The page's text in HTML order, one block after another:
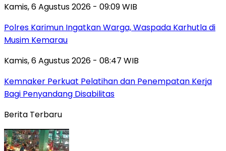
Kamis, 6 Agustus 2026 - 09:09 WIB
Polres Karimun Ingatkan Warga, Waspada Karhutla di
Musim Kemarau
Kamis, 6 Agustus 2026 - 08:47 WIB
Kemnaker Perkuat Pelatihan dan Penempatan Kerja
Bagi Penyandang Disabilitas
Berita Terbaru